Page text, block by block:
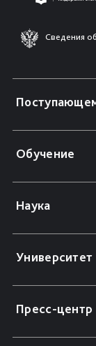
Сведения
Обучение
Наука
Университет
Пресс-центр